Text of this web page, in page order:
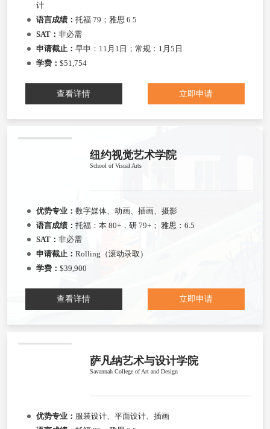
计
语言成绩： 托福 79；雅思 6.5
SAT： 非必需
申请截止： 早申：11月1日；常规：1月5日
学费： $51,754
查看详情 立即申请
纽约视觉艺术学院
School of Visual Arts
优势专业： 数字媒体、动画、插画、摄影
语言成绩： 托福：本 80+，研 79+； 雅思：6.5
SAT： 非必需
申请截止： Rolling（滚动录取）
学费： $39,900
查看详情 立即申请
萨凡纳艺术与设计学院
Savannah College of Art and Design
优势专业： 服装设计、平面设计、插画